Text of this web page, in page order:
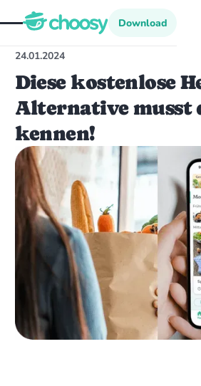
Download
Download
24.01.2024
Diese kostenlose
Alternative musst
kennen!